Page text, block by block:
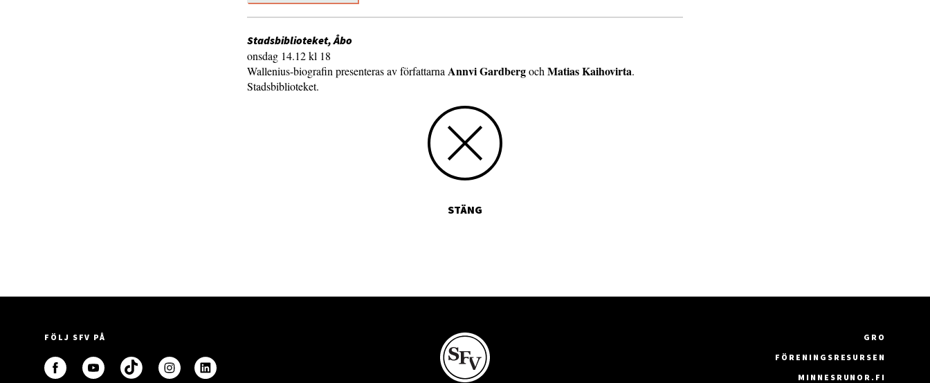
Stadsbiblioteket, Åbo
onsdag 14.12 kl 18
Wallenius-biografin presenteras av författarna Annvi Gardbergoch Matias Kaihovirta.
Stadsbiblioteket.
STÄNG
FÖLJ SFV PÅ
GRO
FÖRENINGSRESURSEN
MINNESRUNOR.FI